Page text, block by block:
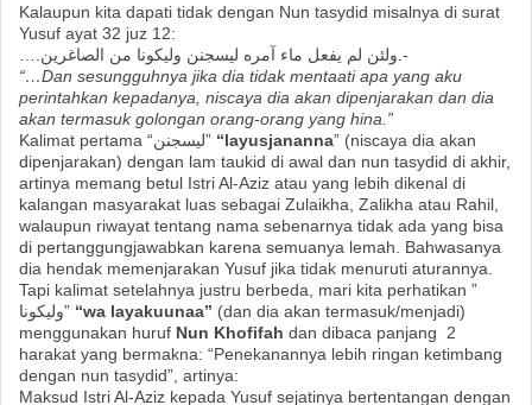
Kalaupun kita dapati tidak dengan Nun tasydid misalnya di surat
Yusuf ayat 32 juz 12:
….ولئن لم يفعل ماء آمره ليسجنن وليكونا من الصاغرين.-
“…Dan sesungguhnya jika dia tidak mentaati apa yang aku
perintahkan kepadanya, niscaya dia akan dipenjarakan dan dia
akan termasuk golongan orang-orang yang hina.”
Kalimat pertama
“ليسجنن” “layusjananna” (niscaya dia akan
dipenjarakan) dengan lam taukid di awal dan nun tasydid di akhir,
artinya memang betul Istri Al-Aziz atau yang lebih dikenal di
kalangan masyarakat luas sebagai Zulaikha, Zalikha atau Rahil,
walaupun riwayat tentang nama sebenarnya tidak ada yang bisa
di pertanggungjawabkan karena semuanya lemah. Bahwasanya
dia hendak memenjarakan Yusuf jika tidak menuruti aturannya.
Tapi kalimat setelahnya justru berbeda, mari kita perhatikan ”
وليكونا” “wa layakuunaa” (dan dia akan termasuk/menjadi)
menggunakan huruf Nun Khofifah dan dibaca panjang 2
harakat yang bermakna: “Penekanannya lebih ringan ketimbang
dengan nun tasydid”, artinya:
Maksud Istri Al-Aziz kepada Yusuf sejatinya bertentangan dengan